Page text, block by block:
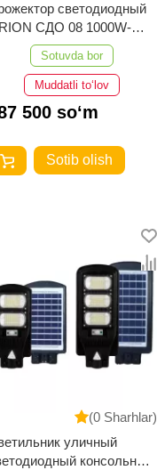
светодиодный
СДО 08 1000W-
6500K-Черный ELT
Sotuvda bor
Muddatli to‘lov
500 so‘m
Sotib olish
(0 Sharhlar)
уличный
консольный